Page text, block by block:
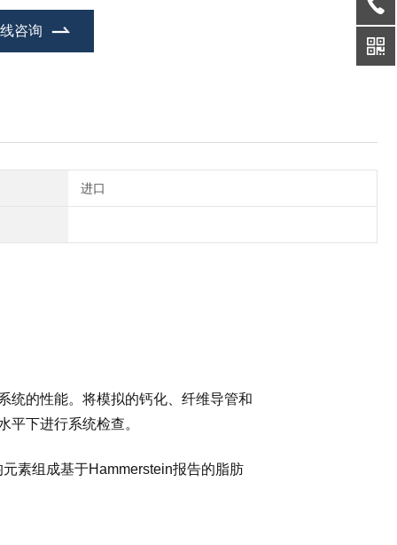
咨询
进口
统的性能。将模拟的钙化、纤维导管和
平下进行系统检查。
素组成基于Hammerstein报告的脂肪